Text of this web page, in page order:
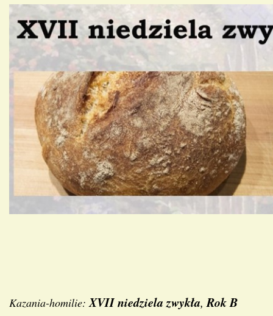
Kazania-homilie: XVII niedziela zwykła, Rok B